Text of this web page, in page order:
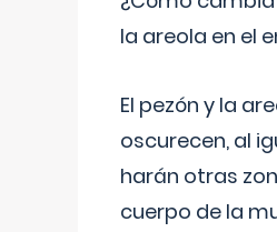
la areola en el
El pezón y la
oscurecen, al
harán otras
cuerpo de la